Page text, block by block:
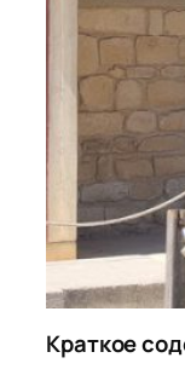
Краткое